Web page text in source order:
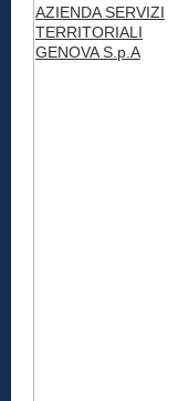
AZIENDA SERVIZI
TERRITORIALI
GENOVA S.p.A